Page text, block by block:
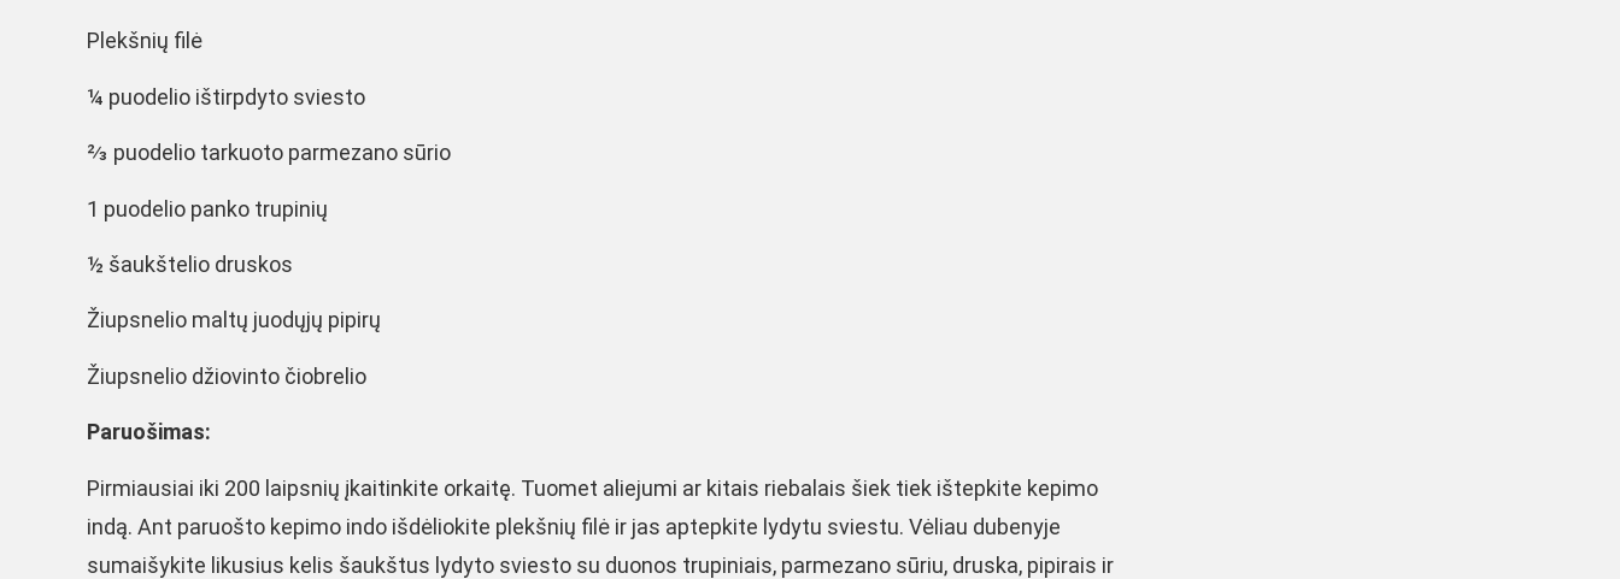
Plekšnių filė
¼ puodelio ištirpdyto sviesto
⅔ puodelio tarkuoto parmezano sūrio
1 puodelio panko trupinių
½ šaukštelio druskos
Žiupsnelio maltų juodųjų pipirų
Žiupsnelio džiovinto čiobrelio
Paruošimas:
Pirmiausiai iki 200 laipsnių įkaitinkite orkaitę. Tuomet aliejumi ar kitais riebalais šiek tiek ištepkite kepimo
indą. Ant paruošto kepimo indo išdėliokite plekšnių filė ir jas aptepkite lydytu sviestu. Vėliau dubenyje
sumaišykite likusius kelis šaukštus lydyto sviesto su duonos trupiniais, parmezano sūriu, druska, pipirais ir